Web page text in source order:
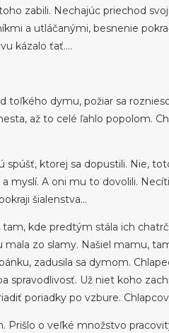
zabili. Nechajúc priechod
a utláčanými, besnenie
kázalo ťať….
toľkého dymu, požiar sa
až to celé ľahlo popolom.
spúšť, ktorej sa dopustili. Nie,
myslí. A oni mu to dovolili.
šialenstva…
tam, kde predtým stála ich
zo slamy. Našiel mamu,
zadusila sa dymom.
spravodlivosť. Už niet koho
poriadky po vzbure.
Prišlo o veľké množstvo